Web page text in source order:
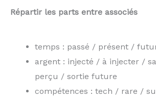
Répartir les parts entre associés
temps : passé / présent /
argent : injecté / à injecter /
perçu / sortie future
compétences : tech / rare /